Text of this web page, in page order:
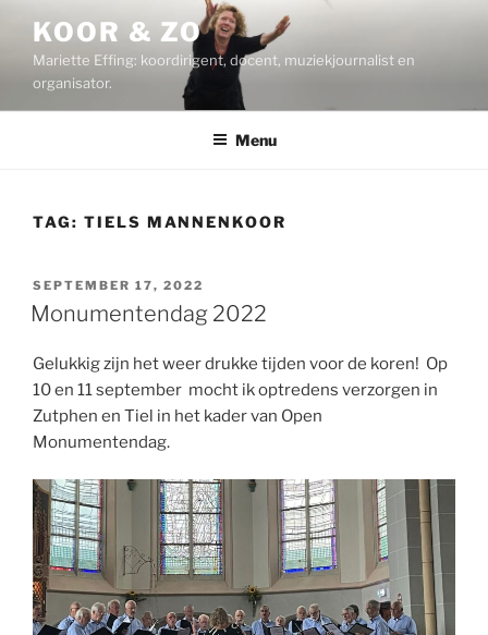
inhoud
KOOR & ZO
Mariette Effing: koordirigent, docent, muziekjournalist en
organisator.
Menu
TAG: TIELS MANNENKOOR
GEPLAATST
OP
SEPTEMBER 17, 2022
Monumentendag 2022
Gelukkig zijn het weer drukke tijden voor de koren! Op
10 en 11 september mocht ik optredens verzorgen in
Zutphen en Tiel in het kader van Open
Monumentendag.